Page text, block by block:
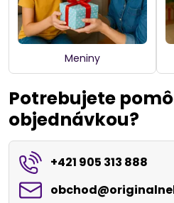
Meniny
Potrebujete
objednávkou?
+421 905 313 888